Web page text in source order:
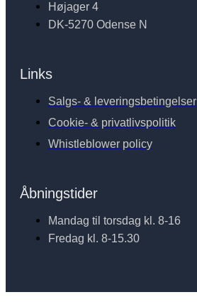
Højager 4
DK-5270 Odense N
Links
Salgs- & leveringsbetingelser
Cookie- & privatlivspolitik
Whistleblower policy
Åbningstider
Mandag til torsdag kl. 8-16
Fredag kl. 8-15.30